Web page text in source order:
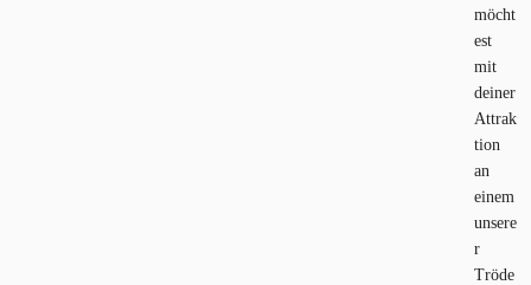
möcht
est
mit
deiner
Attrak
tion
an
einem
unsere
r
Tröde